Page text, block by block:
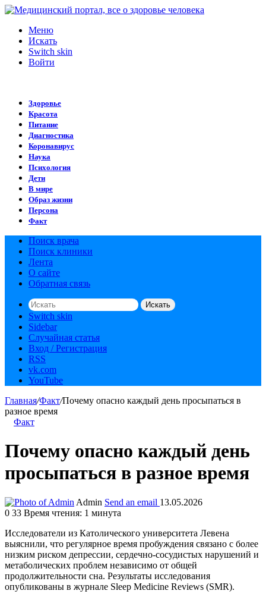
Меню
Искать
Switch skin
Войти
Здоровье
Красота
Питание
Диагностика
Коронавирус
Наука
Психология
Дети
В мире
Образ жизни
Персона
Факт
Поиск врача
Поиск клиники
Лента
О сайте
Обратная связь
Искать
Switch skin
Sidebar
Случайная статья
Вход / Регистрация
RSS
vk.com
YouTube
Главная/Факт/Почему опасно каждый день просыпаться в
разное время
Факт
Почему опасно каждый день
просыпаться в разное время
Admin Send an email 13.05.2026
0 33 Время чтения: 1 минута
Исследователи из Католического университета Левена
выяснили, что регулярное время пробуждения связано с более
низким риском депрессии, сердечно-сосудистых нарушений и
метаболических проблем независимо от общей
продолжительности сна. Результаты исследования
опубликованы в журнале Sleep Medicine Reviews (SMR).